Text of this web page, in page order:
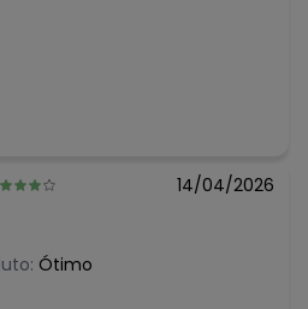
14/04/2026
Ótimo